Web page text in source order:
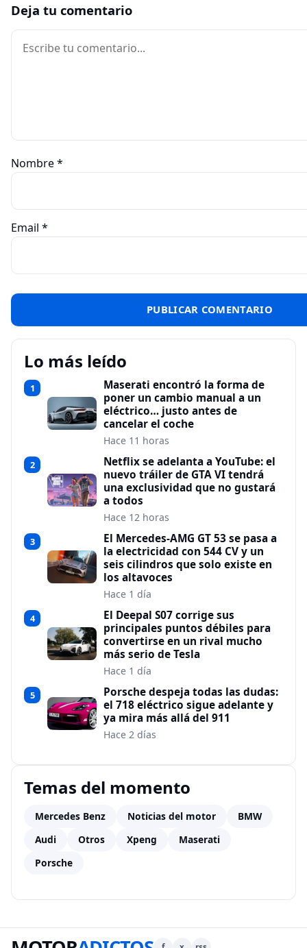
Deja tu comentario
Comentario
Nombre*
Email *
Lo más leído
1
Maserati encontró la forma de
poner un cambio manual a un
eléctrico… justo antes de
cancelar el coche
Hace 11 horas
2
Netflix se adelanta a YouTube: el
nuevo tráiler de GTA VI tendrá
una exclusividad que no gustará
a todos
Hace 12 horas
3
El Mercedes-AMG GT 53 se pasa a
la electricidad con 544 CV y un
seis cilindros que solo existe en
los altavoces
Hace 1 día
4
El Deepal S07 corrige sus
principales puntos débiles para
convertirse en un rival mucho
más serio de Tesla
Hace 1 día
5
Porsche despeja todas las dudas:
el 718 eléctrico sigue adelante y
ya mira más allá del 911
Hace 2 días
Temas del momento
Mercedes Benz Noticias del motor
BMW
Audi
Otros Xpeng
Maserati
Porsche